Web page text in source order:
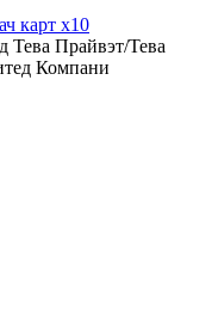
карт x10
Тева Прайвэт/Тева
Компани